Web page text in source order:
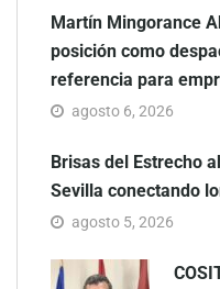
Martín Mingorance
posición como
referencia para
agosto 6, 2026
Brisas del Estrecho
Sevilla conectando
agosto 5, 2026